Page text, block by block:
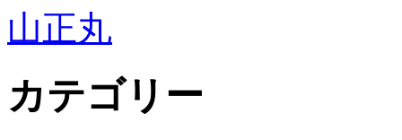
山正丸
カテゴリー